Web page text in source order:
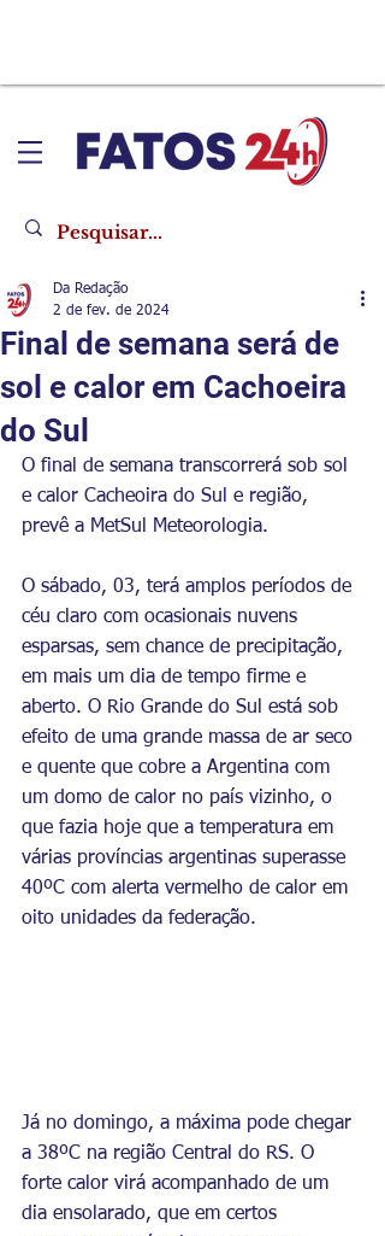
Final de semana será de
sol e calor em Cachoeira
do Sul
Da Redação
2 de fev. de 2024
O final de semana transcorrerá sob sol
e calor Cacheoira do Sul e região,
prevê a MetSul Meteorologia.
O sábado, 03, terá amplos períodos de
céu claro com ocasionais nuvens
esparsas, sem chance de precipitação,
em mais um dia de tempo firme e
aberto. O Rio Grande do Sul está sob
efeito de uma grande massa de ar seco
e quente que cobre a Argentina com
um domo de calor no país vizinho, o
que fazia hoje que a temperatura em
várias províncias argentinas superasse
40ºC com alerta vermelho de calor em
oito unidades da federação.
Já no domingo, a máxima pode chegar
a 38ºC na região Central do RS. O
forte calor virá acompanhado de um
dia ensolarado, que em certos